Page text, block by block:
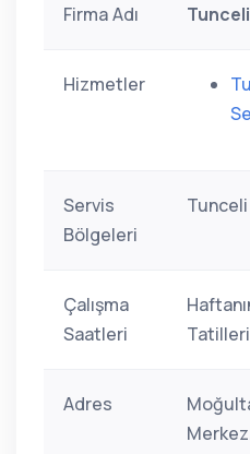
Firma Adı
Hizmetler
Servis
Bölgeleri
Çalışma
Saatleri
Adres